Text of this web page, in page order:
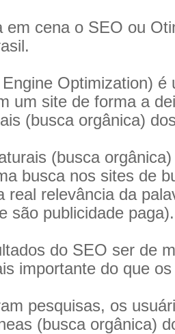
em cena o SEO ou
Optimization) é
um site de forma a
(busca orgânica)
(busca
busca nos sites de
real relevância da
são publicidade paga).
do SEO ser de
importante do que
pesquisas, os
(busca orgânica)